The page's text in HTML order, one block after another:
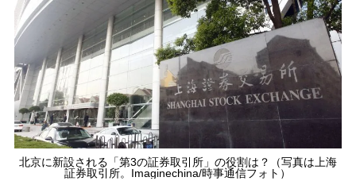
北京に新設される「第3の証券取引所」の役割は？（写真は上海
証券取引所。Imaginechina/時事通信フォト）